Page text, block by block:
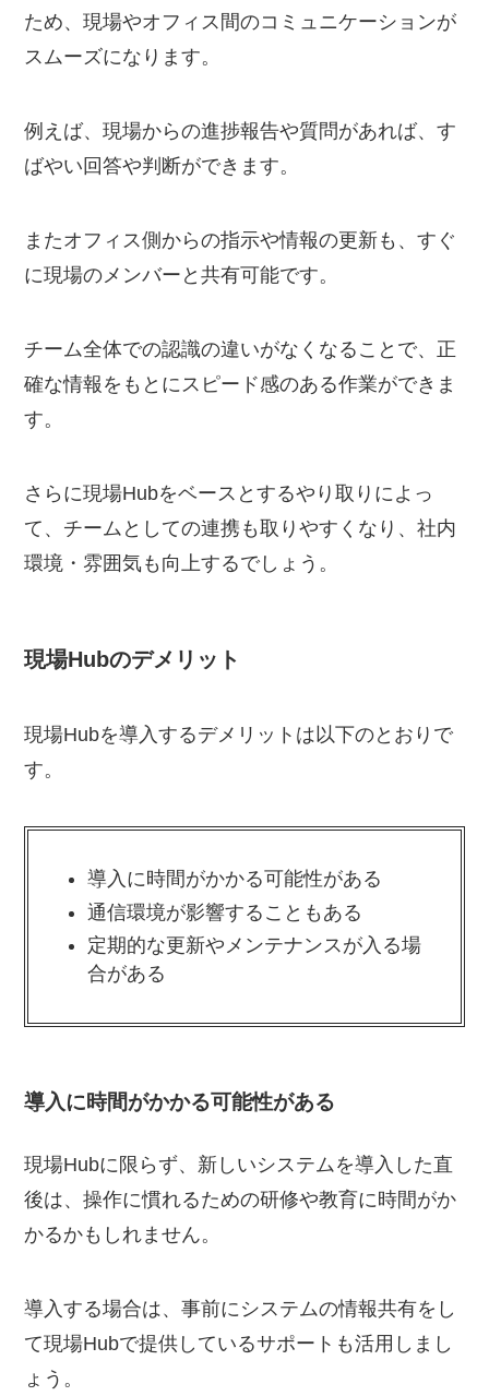
ため、現場やオフィス間のコミュニケーションが
スムーズになります。
例えば、現場からの進捗報告や質問があれば、す
ばやい回答や判断ができます。
またオフィス側からの指示や情報の更新も、すぐ
に現場のメンバーと共有可能です。
チーム全体での認識の違いがなくなることで、正
確な情報をもとにスピード感のある作業ができま
す。
さらに現場Hubをベースとするやり取りによっ
て、チームとしての連携も取りやすくなり、社内
環境・雰囲気も向上するでしょう。
現場Hubのデメリット
現場Hubを導入するデメリットは以下のとおりで
す。
導入に時間がかかる可能性がある
通信環境が影響することもある
定期的な更新やメンテナンスが入る場
合がある
導入に時間がかかる可能性がある
現場Hubに限らず、新しいシステムを導入した直
後は、操作に慣れるための研修や教育に時間がか
かるかもしれません。
導入する場合は、事前にシステムの情報共有をし
て現場Hubで提供しているサポートも活用しまし
ょう。